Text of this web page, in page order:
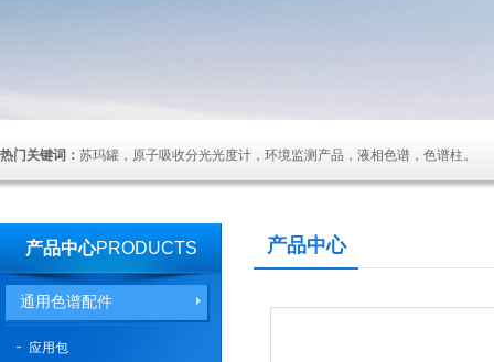
热门关键词： 苏玛罐，原子吸收分光光度计，环境监测产品，液相色谱，色谱柱。
产品中心PRODUCTS
通用色谱配件
应用包
产品中心